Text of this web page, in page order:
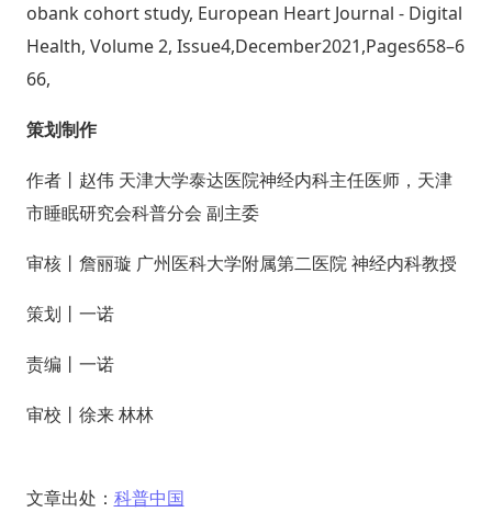
obank cohort study, European Heart Journal - Digital
Health, Volume 2, Issue4,December2021,Pages658–6
66,
策划制作
作者丨赵伟 天津大学泰达医院神经内科主任医师，天津
市睡眠研究会科普分会 副主委
审核丨詹丽璇 广州医科大学附属第二医院 神经内科教授
策划丨一诺
责编丨一诺
审校丨徐来 林林
文章出处： 科普中国